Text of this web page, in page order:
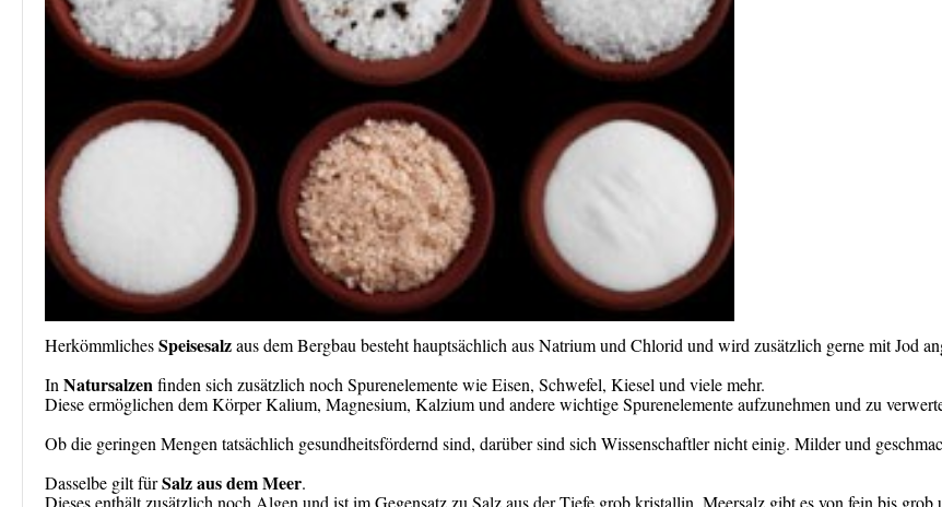
HerkömmlichesSpeisesalzaus dem Bergbau besteht hauptsächlich aus Natrium und Chlorid und wird zusätzlich gerne mit Jod
In Natursalzen finden sich zusätzlich noch Spurenelemente wie Eisen, Schwefel, Kiesel und viele mehr.
Diese ermöglichen dem Körper Kalium, Magnesium, Kalzium und andere wichtige Spurenelemente aufzunehmen und zu
Ob die geringen Mengen tatsächlich gesundheitsfördernd sind, darüber sind sich Wissenschaftler nicht einig. Milder und
Dasselbe gilt fürSalz aus dem Meer.
Dieses enthält zusätzlich noch Algen und ist im Gegensatz zu Salz aus der Tiefe grob kristallin. Meersalz gibt es von fein bis grob